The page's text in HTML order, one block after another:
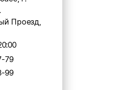
Проезд,
79
99